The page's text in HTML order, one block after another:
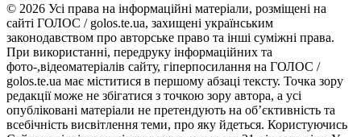
© 2026 Усі права на інформаційні матеріали, розміщені на
сайті ГОЛОС / golos.te.ua, захищені українським
законодавством про авторське право та інші суміжні права.
При використанні, передруку інформаційних та
фото-,відеоматеріалів сайту, гіперпосилання на ГОЛОС /
golos.te.ua має міститися в першому абзаці тексту. Точка зору
редакції може не збігатися з точкою зору автора, а усі
опубліковані матеріали не претендують на об’єктивність та
всебічність висвітлення теми, про яку йдеться. Користуючись